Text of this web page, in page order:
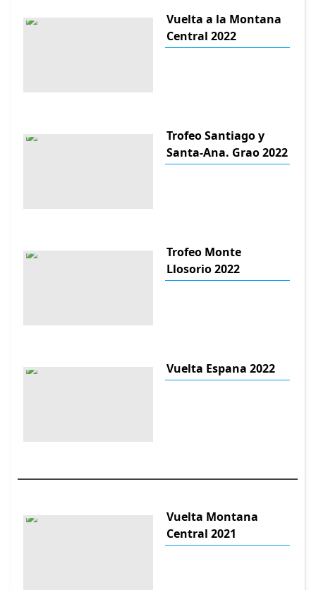
Vuelta a la Montana
Central 2022
Trofeo Santiago y
Santa-Ana. Grao 2022
Trofeo Monte
Llosorio 2022
Vuelta Espana 2022
Vuelta Montana
Central 2021